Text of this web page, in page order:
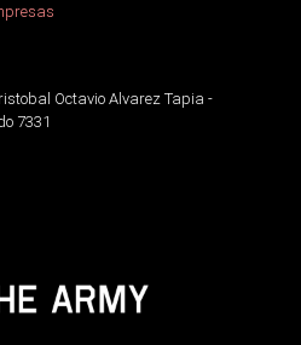
Octavio Alvarez Tapia -
7331